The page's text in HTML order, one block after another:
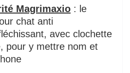
Magrimaxio : le
chat anti
avec clochette
pour y mettre nom et